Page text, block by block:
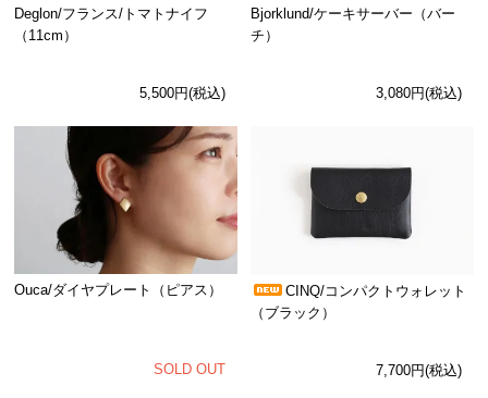
Deglon/フランス/トマトナイフ
（11cm）
5,500円(税込)
Bjorklund/ケーキサーバー（バー
チ）
3,080円(税込)
Ouca/ダイヤプレート（ピアス）
SOLD OUT
CINQ/コンパクトウォレット
（ブラック）
7,700円(税込)